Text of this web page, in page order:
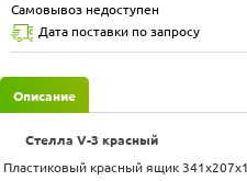
Самовывоз недоступен
Дата поставки по запросу
Описание
Стелла V-3 красный
Пластиковый красный ящик